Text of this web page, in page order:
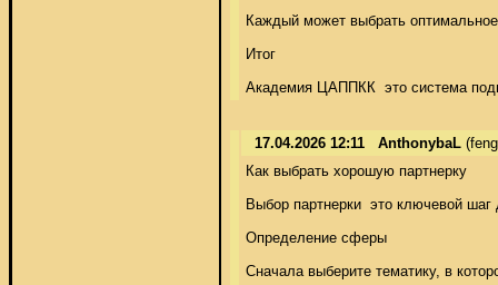
Каждый может выбрать
Итог
Академия ЦАППКК  это система
17.04.2026 12:11 AnthonybaL
Как выбрать хорошую партнерку
Выбор партнерки  это ключевой
Определение сферы
Сначала выберите тематику, в